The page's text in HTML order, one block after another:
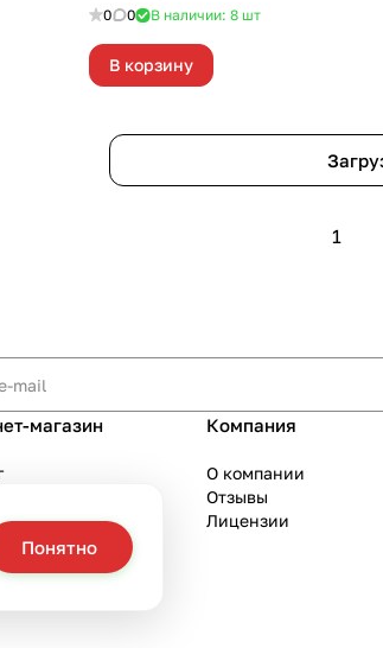
Понятно
0 0 В наличии: 8 шт
В корзину
1
магазин Компания
О компании
Отзывы
Лицензии